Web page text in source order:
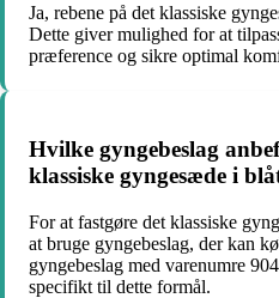
Ja, rebene på det klassiske
Dette giver mulighed for at
præference og sikre optimal
Hvilke gyngebeslag
klassiske gyngesæde i
For at fastgøre det klassiske
at bruge gyngebeslag, der kan
gyngebeslag med varenumre
specifikt til dette formål.